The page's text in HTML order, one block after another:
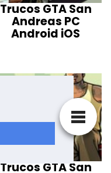
Trucos GTA San
Andreas PC
Android iOS
Trucos GTA San